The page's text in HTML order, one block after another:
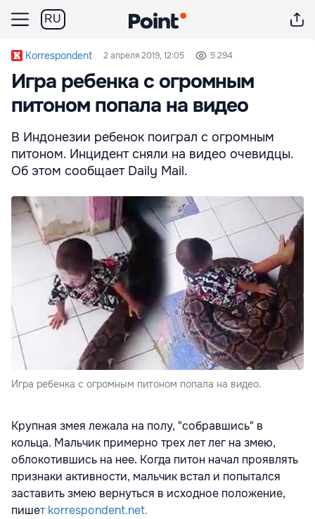
RU
Korrespondent 2 апреля 2019, 12:05 5 294
Игра ребенка с огромным
питоном попала на видео
В Индонезии ребенок поиграл с огромным
питоном. Инцидент сняли на видео очевидцы.
Об этом сообщает Daily Mail.
Игра ребенка с огромным питоном попала на видео.
Крупная змея лежала на полу, "собравшись" в
кольца. Мальчик примерно трех лет лег на змею,
облокотившись на нее. Когда питон начал проявлять
признаки активности, мальчик встал и попытался
заставить змею вернуться в исходное положение,
пишет korrespondent.net.